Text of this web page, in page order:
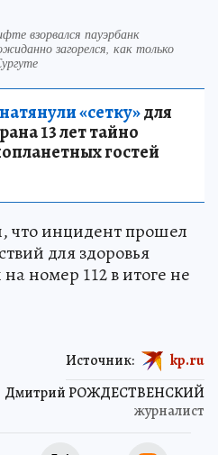
взорвался пауэрбанк
загорелся, как только
«сетку»для
13 лет тайно
гостей
что инцидент прошел
для здоровья
номер 112 в итоге не
Дмитрий РОЖДЕСТВЕНСКИЙ
журналист
Источник: kp.ru